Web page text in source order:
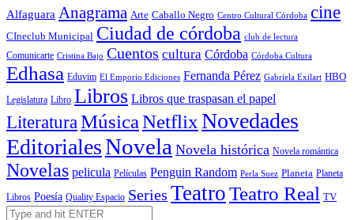
Alfaguara Anagrama Arte Caballo Negro Centro Cultural Córdoba cine
CIneclub Municipal Ciudad de córdoba club de lectura
Comunicarte Cristina Bajo Cuentos cultura Córdoba Córdoba Cultura
Edhasa Eduvim El Emporio Ediciones Fernanda Pérez Gabriela Exilart HBO
Legislatura Libro Libros Libros que traspasan el papel
LiteraturaMúsicaNetflixNovedades
EditorialesNovela Novela histórica Novela romántica
Novelas pelicula Películas Penguin Random Perla Suez Planeta Planeta
Libros Poesía Quality Espacio Series TeatroTeatro Real TV